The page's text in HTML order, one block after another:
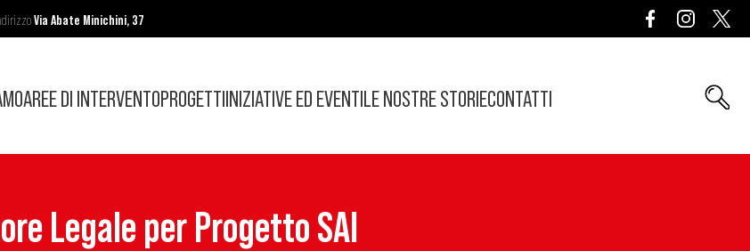
Via Abate Minichini, 37
AREE DI INTERVENTOPROGETTI INIZIATIVE ED EVENTI LE NOSTRE STORIECONTATTI
Legale per Progetto SAI